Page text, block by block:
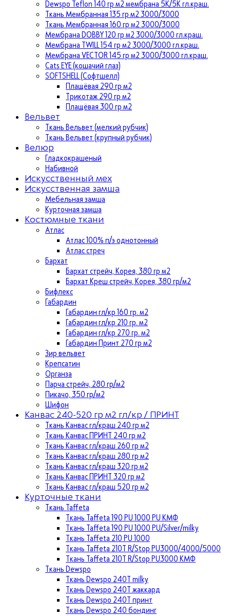
Dewspo Teflon 140 гр м2 мембрана 5К/5К гл.краш.
Ткань Мембранная 135 гр м2 3000/3000
Ткань Мембранная 160 гр м2 3000/3000
Мембрана DOBBY 120 гр м2 3000/3000 гл.краш.
Мембрана TWILL 154 гр м2 3000/3000 гл.краш.
Мембрана VECTOR 145 гр м2 3000/3000 гл.краш.
Cats EYE (кошачий глаз)
SOFTSHELL (Софтшелл)
Плащёвая 290 гр м2
Трикотаж 290 гр м2
Плащёвая 300 гр м2
Вельвет
Ткань Вельвет (мелкий рубчик)
Ткань Вельвет (крупный рубчик)
Велюр
Гладкокрашеный
Набивной
Искусственный мех
Искусственная замша
Мебельная замша
Курточная замша
Костюмные ткани
Атлас
Атлас 100% п/э однотонный
Атлас стреч
Бархат
Бархат стрейч, Корея, 380 гр м2
Бархат Креш стрейч, Корея, 380 гр/м2
Бифлекс
Габардин
Габардин гл/кр 160 гр. м2
Габардин гл/кр 210 гр. м2
Габардин гл/кр 270 гр. м2
Габардин Принт 270 гр м2
Зир вельвет
Крепсатин
Органза
Парча стрейч, 280 гр/м2
Пикачо, 350 гр/м2
Шифон
Канвас 240-520 гр м2 гл/кр / ПРИНТ
Ткань Канвас гл/краш 240 гр м2
Ткань Канвас ПРИНТ 240 гр м2
Ткань Канвас гл/краш 260 гр м2
Ткань Канвас гл/краш 280 гр м2
Ткань Канвас гл/краш 320 гр м2
Ткань Канвас ПРИНТ 320 гр м2
Ткань Канвас гл/краш 520 гр м2
Курточные ткани
Ткань Taffeta
Ткань Taffeta 190 PU 1000 PU КМФ
Ткань Taffeta 190 PU 1000 PU/Silver/milky
Ткань Taffeta 210 PU 1000
Ткань Taffeta 210Т R/Stop PU3000/4000/5000
Ткань Taffeta 210Т R/Stop PU3000 КМФ
Ткань Dewspo
Ткань Dewspo 240Т milky
Ткань Dewspo 240T жаккард
Ткань Dewspo 240Т принт
Ткань Dewspo 240 бондинг